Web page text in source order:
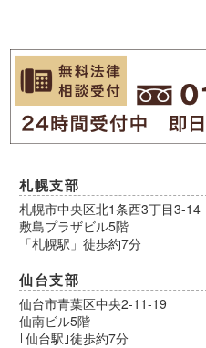
札幌支部
札幌市中央区北1条西3丁目3-14
敷島プラザビル5階
「札幌駅」徒歩約7分
仙台支部
仙台市青葉区中央2-11-19
仙南ビル5階
｢仙台駅｣徒歩約7分